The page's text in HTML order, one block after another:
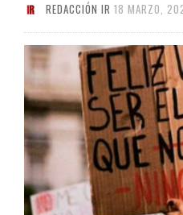
REDACCIÓN IR 18 MARZO,